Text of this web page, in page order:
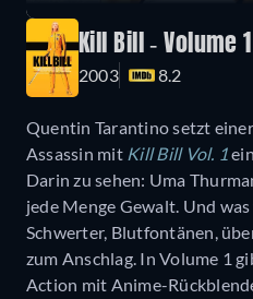
Kill Bill - Volume 1
2003 8.2
Quentin Tarantino setzt
Assassin mit Kill Bill Vol. 1
Darin zu sehen: Uma
jede Menge Gewalt. Und
Schwerter, Blutfontänen,
zum Anschlag. In Volume 1
Action mit Anime-